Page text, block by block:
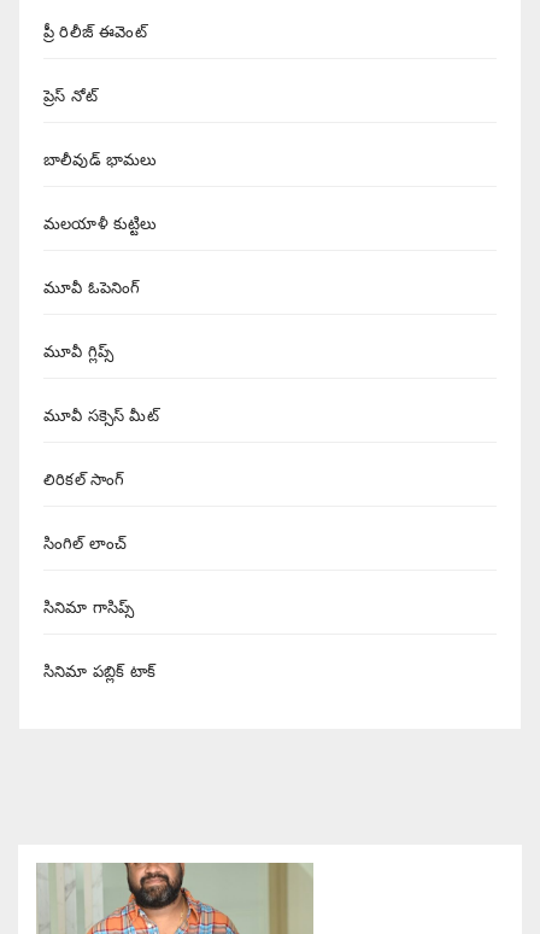
ప్రీ రిలీజ్ ఈవెంట్
ప్రెస్ నోట్
బాలీవుడ్ భామలు
మలయాళీ కుట్టిలు
మూవీ ఓపెనింగ్
మూవీ గ్లిప్స్
మూవీ సక్సెస్ మీట్
లిరికల్ సాంగ్
సింగిల్ లాంచ్
సినిమా గాసిప్స్
సినిమా పబ్లిక్ టాక్